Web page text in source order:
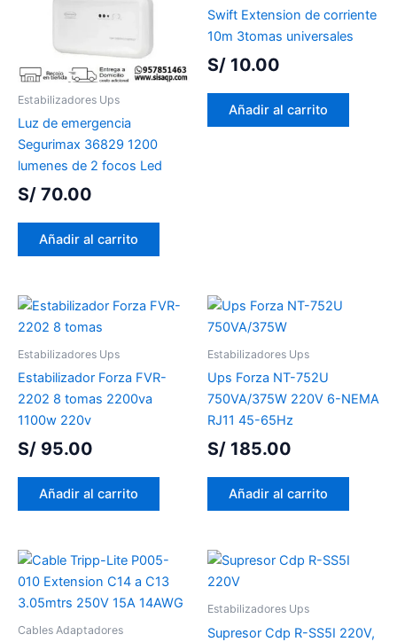
Estabilizadores Ups
Luz de emergencia
Segurimax 36829 1200
lumenes de 2 focos Led
S/ 70.00
Añadir al carrito
Swift Extension de corriente
10m 3tomas universales
S/ 10.00
Añadir al carrito
Estabilizadores Ups
Estabilizador Forza FVR-
2202 8 tomas 2200va
1100w 220v
S/ 95.00
Añadir al carrito
Estabilizadores Ups
Ups Forza NT-752U
750VA/375W 220V 6-NEMA
RJ11 45-65Hz
S/ 185.00
Añadir al carrito
Cables Adaptadores
Estabilizadores Ups
Supresor Cdp R-SS5I 220V,